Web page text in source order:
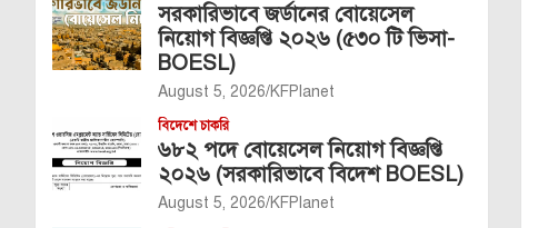
সরকারিভাবে জর্ডানের বোয়েসেল
নিয়োগ বিজ্ঞপ্তি ২০২৬ (৫৩০ টি ভিসা-
BOESL)
August 5, 2026 KFPlanet
বিদেশে চাকরি
৬৮২ পদে বোয়েসেল নিয়োগ বিজ্ঞপ্তি
২০২৬ (সরকারিভাবে বিদেশ BOESL)
August 5, 2026 KFPlanet